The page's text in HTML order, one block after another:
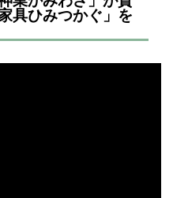
具ひみつかぐ」を